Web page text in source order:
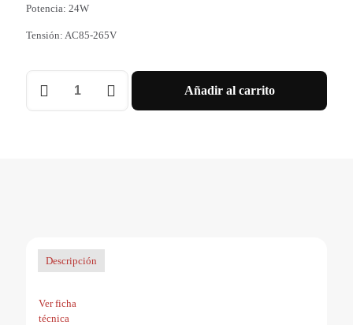
Potencia: 24W
Tensión: AC85-265V
PANEL
CUADRADO
Añadir al carrito
Descripción
Ver ficha
técnica